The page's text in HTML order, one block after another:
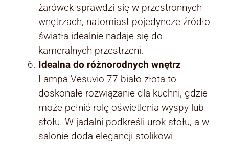
żarówek sprawdzi się w przestronnych
wnętrzach, natomiast pojedyncze źródło
światła idealnie nadaje się do
kameralnych przestrzeni.
Idealna do różnorodnych wnętrz
Lampa Vesuvio 77 biało złota to
doskonałe rozwiązanie dla kuchni, gdzie
może pełnić rolę oświetlenia wyspy lub
stołu. W jadalni podkreśli urok stołu, a w
salonie doda elegancji stolikowi